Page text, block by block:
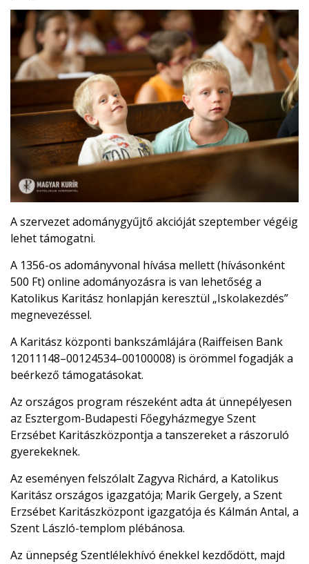
A szervezet adománygyűjtő akcióját szeptember végéig
lehet támogatni.
A 1356-os adományvonal hívása mellett (hívásonként
500 Ft) online adományozásra is van lehetőség a
Katolikus Karitász honlapján keresztül „Iskolakezdés”
megnevezéssel.
A Karitász központi bankszámlájára (Raiffeisen Bank
12011148–00124534–00100008) is örömmel fogadják a
beérkező támogatásokat.
Az országos program részeként adta át ünnepélyesen
az Esztergom-Budapesti Főegyházmegye Szent
Erzsébet Karitászközpontja a tanszereket a rászoruló
gyerekeknek.
Az eseményen felszólalt Zagyva Richárd, a Katolikus
Karitász országos igazgatója; Marik Gergely, a Szent
Erzsébet Karitászközpont igazgatója és Kálmán Antal, a
Szent László-templom plébánosa.
Az ünnepség Szentlélekhívó énekkel kezdődött, majd